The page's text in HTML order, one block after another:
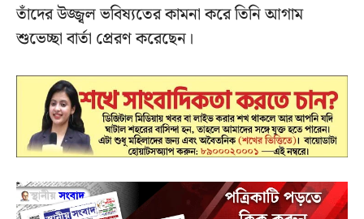
তাঁদের উজ্জ্বল ভবিষ্যতের কামনা করে তিনি আগাম
শুভেচ্ছা বার্তা প্রেরণ করেছেন।